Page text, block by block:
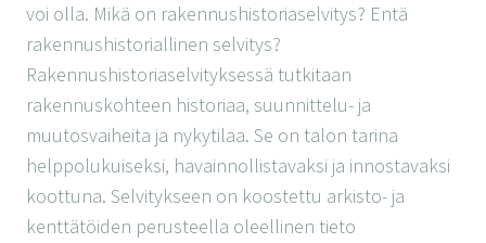
voi olla. Mikä on rakennushistoriaselvitys? Entä
rakennushistoriallinen selvitys?
Rakennushistoriaselvityksessä tutkitaan
rakennuskohteen historiaa, suunnittelu- ja
muutosvaiheita ja nykytilaa. Se on talon tarina
helppolukuiseksi, havainnollistavaksi ja innostavaksi
koottuna. Selvitykseen on koostettu arkisto- ja
kenttätöiden perusteella oleellinen tieto